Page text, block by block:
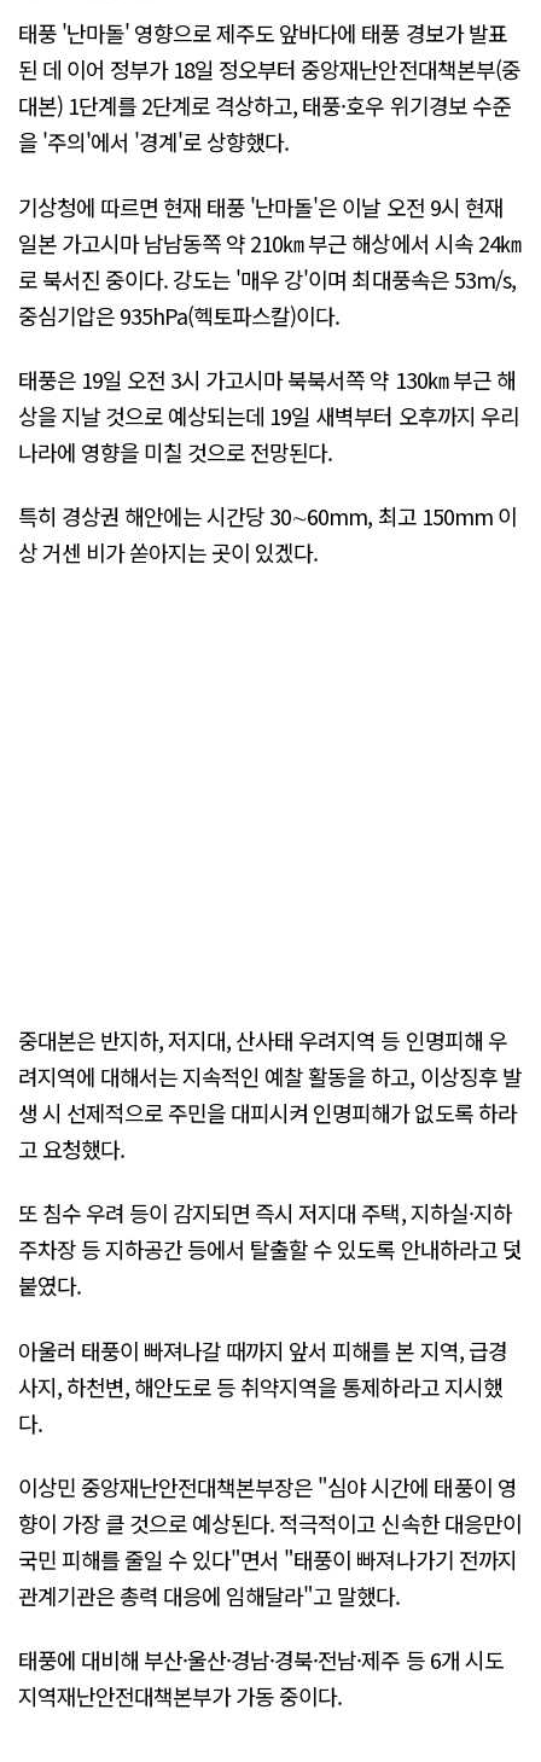
태풍 '난마돌' 영향으로 제주도 앞바다에 태풍 경보가 발표
된 데 이어 정부가 18일 정오부터 중앙재난안전대책본부(중
대본) 1단계를 2단계로 격상하고, 태풍·호우 위기경보 수준
을 '주의'에서 '경계'로 상향했다.
기상청에 따르면 현재 태풍 '난마돌'은 이날 오전 9시 현재
일본 가고시마 남남동쪽 약 210㎞ 부근 해상에서 시속 24㎞
로 북서진 중이다. 강도는 '매우 강'이며 최대풍속은 53m/s,
중심기압은 935hPa(헥토파스칼)이다.
태풍은 19일 오전 3시 가고시마 북북서쪽 약 130㎞ 부근 해
상을 지날 것으로 예상되는데 19일 새벽부터 오후까지 우리
나라에 영향을 미칠 것으로 전망된다.
특히 경상권 해안에는 시간당 30∼60mm, 최고 150mm 이
상 거센 비가 쏟아지는 곳이 있겠다.
중대본은 반지하, 저지대, 산사태 우려지역 등 인명피해 우
려지역에 대해서는 지속적인 예찰 활동을 하고, 이상징후 발
생 시 선제적으로 주민을 대피시켜 인명피해가 없도록 하라
고 요청했다.
또 침수 우려 등이 감지되면 즉시 저지대 주택, 지하실·지하
주차장 등 지하공간 등에서 탈출할 수 있도록 안내하라고 덧
붙였다.
아울러 태풍이 빠져나갈 때까지 앞서 피해를 본 지역, 급경
사지, 하천변, 해안도로 등 취약지역을 통제하라고 지시했
다.
이상민 중앙재난안전대책본부장은 "심야 시간에 태풍이 영
향이 가장 클 것으로 예상된다. 적극적이고 신속한 대응만이
국민 피해를 줄일 수 있다"면서 "태풍이 빠져나가기 전까지
관계기관은 총력 대응에 임해달라"고 말했다.
태풍에 대비해 부산·울산·경남·경북·전남·제주 등 6개 시도
지역재난안전대책본부가 가동 중이다.